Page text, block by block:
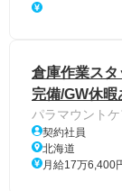
倉庫作業ス
完備/GW休暇
パラマウント
契約社員
北海道
月給17万6,400